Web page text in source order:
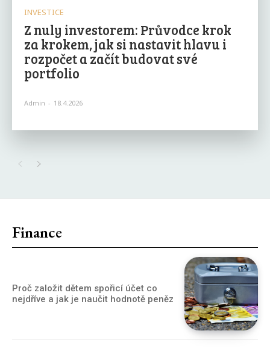
INVESTICE
Z nuly investorem: Průvodce krok
za krokem, jak si nastavit hlavu i
rozpočet a začít budovat své
portfolio
Admin - 18.4.2026
Finance
Proč založit dětem spořicí účet co
nejdříve a jak je naučit hodnotě peněz